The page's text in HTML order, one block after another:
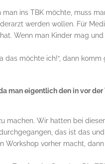
ins TBK möchte, muss
werden wollen. Für
Wenn man Kinder mag
möchte ich!“, dann komm
man eigentlich den in vor
machen. Wir hatten bei
das ist das
Workshop vorher macht,